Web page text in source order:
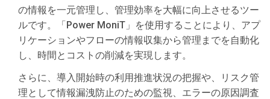
の情報を一元管理し、管理効率を大幅に向上させるツー
ルです。「Power MoniT」を使用することにより、アプ
リケーションやフローの情報収集から管理までを自動化
し、時間とコストの削減を実現します。
さらに、導入開始時の利用推進状況の把握や、リスク管
理として情報漏洩防止のための監視、エラーの原因調査